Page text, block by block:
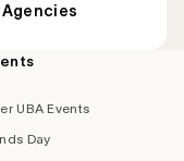
UBA Events
Day